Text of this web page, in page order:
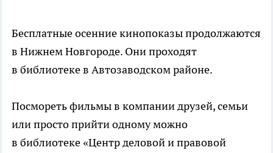
Бесплатные осенние кинопоказы продолжаются
в Нижнем Новгороде. Они проходят
в библиотеке в Автозаводском районе.
Посмореть фильмы в компании друзей, семьи
или просто прийти одному можно
в библиотеке «Центр деловой и правовой